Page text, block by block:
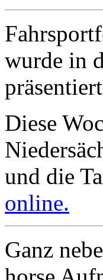
wurde in
Diese
und die
online.
Ganz